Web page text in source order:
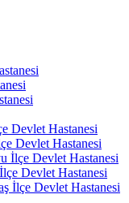
Devlet Hastanesi
Devlet Hastanesi
İlçe Devlet Hastanesi
Devlet Hastanesi
İlçe Devlet Hastanesi